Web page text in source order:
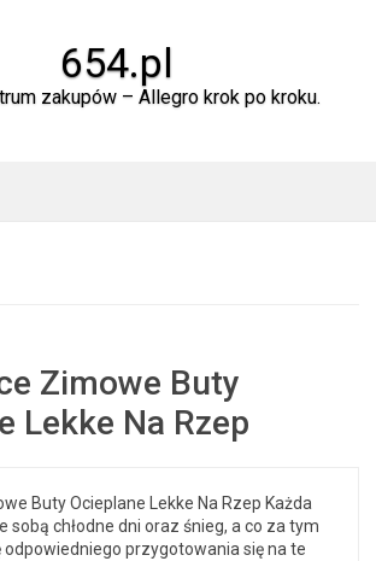
654.pl
zakupów – Allegro krok po kroku.
Zimowe Buty
Lekke Na Rzep
Buty Ocieplane Lekke Na Rzep Każda
sobą chłodne dni oraz śnieg, a co za tym
przygotowania się na te